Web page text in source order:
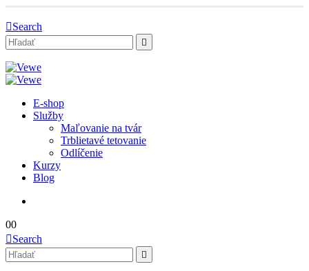
Search
E-shop
Služby
Maľovanie na tvár
Trblietavé tetovanie
Odlíčenie
Kurzy
Blog
00
Search